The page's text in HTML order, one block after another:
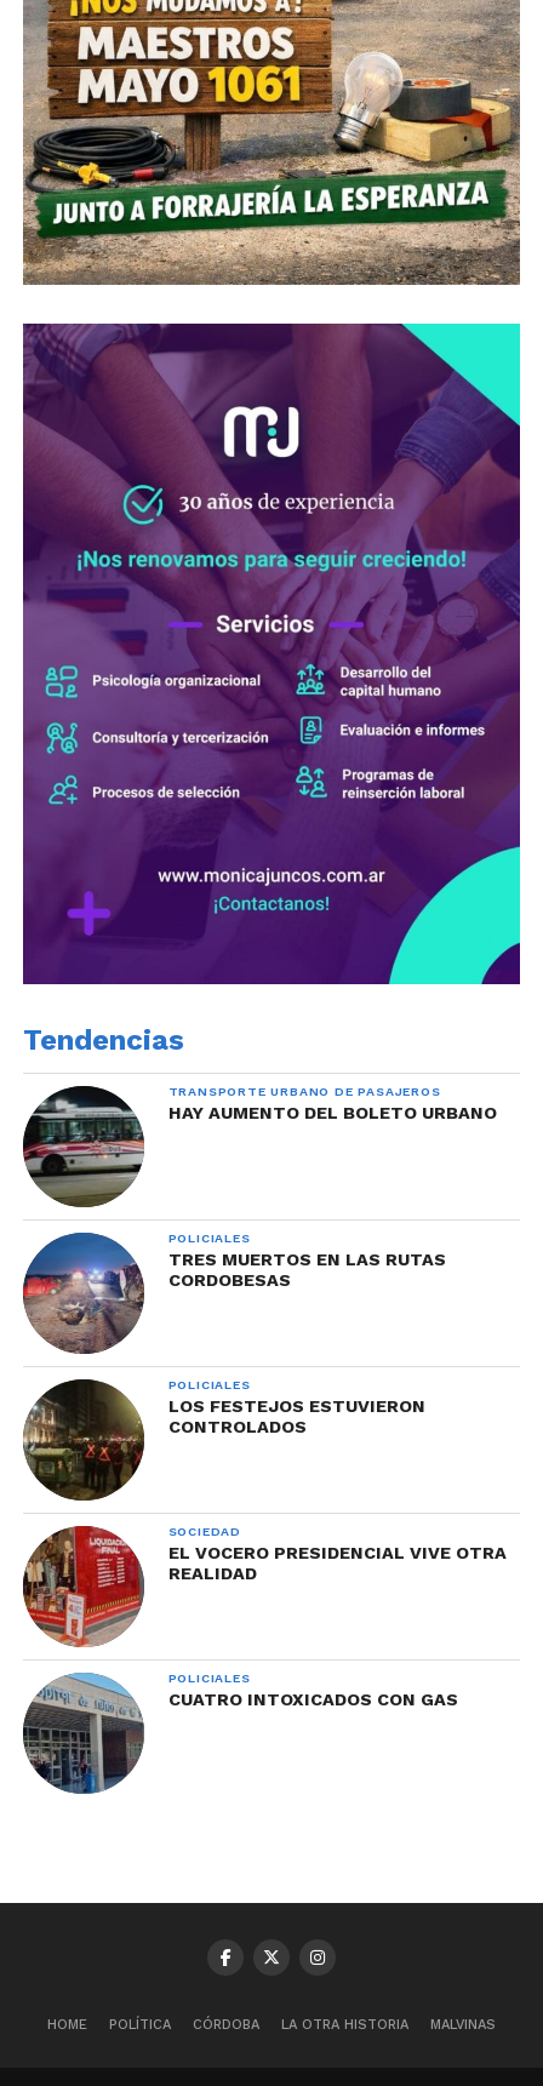
Tendencias
TRANSPORTE URBANO DE PASAJEROS
HAY AUMENTO DEL BOLETO URBANO
POLICIALES
TRES MUERTOS EN LAS RUTAS
CORDOBESAS
POLICIALES
LOS FESTEJOS ESTUVIERON
CONTROLADOS
SOCIEDAD
EL VOCERO PRESIDENCIAL VIVE OTRA
REALIDAD
POLICIALES
CUATRO INTOXICADOS CON GAS
HOME POLÍTICA CÓRDOBA LA OTRA HISTORIA MALVINAS